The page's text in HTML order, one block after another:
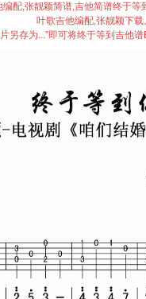
配,张靓颖简谱,吉他简谱终于
叶歌吉他编配,张靓颖下载
另存为...”即可将终于等到吉他